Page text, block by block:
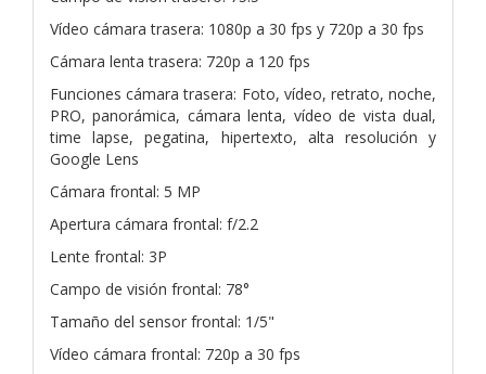
Vídeo cámara trasera: 1080p a 30 fps y 720p a 30 fps
Cámara lenta trasera: 720p a 120 fps
Funciones cámara trasera: Foto, vídeo, retrato, noche,
PRO, panorámica, cámara lenta, vídeo de vista dual,
time lapse, pegatina, hipertexto, alta resolución y
Google Lens
Cámara frontal: 5 MP
Apertura cámara frontal: f/2.2
Lente frontal: 3P
Campo de visión frontal: 78°
Tamaño del sensor frontal: 1/5"
Vídeo cámara frontal: 720p a 30 fps